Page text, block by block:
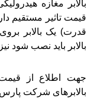
بالابر مغازه
قیمت تاثیر مستقیم
قدرت) یک بالابر
بالابر باید نصب شود
جهت اطلاع از قیمت
بالابرهای شرکت پارس